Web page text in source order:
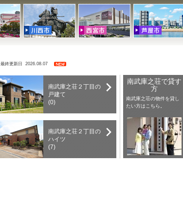
最終更新日 2026.08.07
南武庫之荘２丁目の
戸建て
(0)
南武庫之荘２丁目の
ハイツ
(7)
南武庫之荘で貸す
方
南武庫之荘の物件を貸し
たい方はこちら。